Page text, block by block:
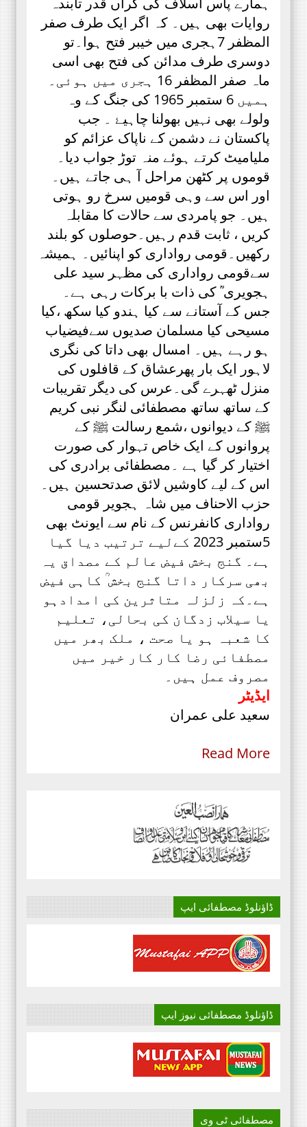
روایات بھی ہیں۔ کہ اگر ایک طرف صفر
المظفر 7ہجری میں خیبر فتح ہوا۔تو
دوسری طرف مدائن کی فتح بھی اسی
ماہ صفر المظفر 16 ہجری میں ہوئی۔
ہمیں 6 ستمبر 1965 کی جنگ کے وہ
ولولے بھی نہیں بھولنا چاہیۓ ۔ جب
پاکستان نے دشمن کے ناپاک عزائم کو
ملیامیٹ کرتے ہوئے منہ توڑ جواب دیا۔
قوموں پر کٹھن مراحل آ ہی جاتے ہیں۔
اور اس سے وہی قومیں سرخ رو ہوتی
ہیں۔ جو پامردی سے حالات کا مقابلہ
کریں ، ثابت قدم رہیں۔حوصلوں کو بلند
رکھیں۔قومی رواداری کو اپنائیں۔ ہمیشہ
سےقومی رواداری کی مظہر سید علی
ہجویری ؒ کی ذات با برکات رہی ہے۔
جس کے آستانے سے کیا ہندو کیا سکھ ،کیا
مسیحی کیا مسلمان صدیوں سےفیضیاب
ہو رہے ہیں۔ امسال بھی داتا کی نگری
لاہور ایک بار پھرعشاق کے قافلوں کی
منزل ٹھہرے گی۔عرس کی دیگر تقریبات
کے ساتھ ساتھ مصطفائی لنگر نبی کریم
ﷺ کے دیوانوں ،شمع رسالت ﷺ کے
پروانوں کے ایک خاص تہوار کی صورت
اختیار کر گیا ہے ۔مصطفائی برادری کی
اس کے لیے کاوشیں لائق صدتحسین ہیں۔
حزب الاحناف میں شاہ ہجویر قومی
رواداری کانفرنس کے نام سے ایونٹ بھی
5ستمبر 2023 کےلیے ترتیب دیا گیا
ہے۔ گنج بخش فیض عالم کے مصداق یہ
بھی سرکار داتا گنج بخش ؒ کاہی فیض
ہے۔کہ زلزلہ متاثرین کی امدادہو
یا سیلاب زدگان کی بحالی، تعلیم
کا شعبہ ہو یا صحت ، ملک بھر میں
مصطفائی رضا کار کار خیر میں
مصروف عمل ہیں۔
ایڈیٹر
سعید علی عمران
Read More
ڈاؤنلوڈ مصطفائی ایپ
ڈاؤنلوڈ مصطفائی نیوز ایپ
مصطفائی ٹی وی